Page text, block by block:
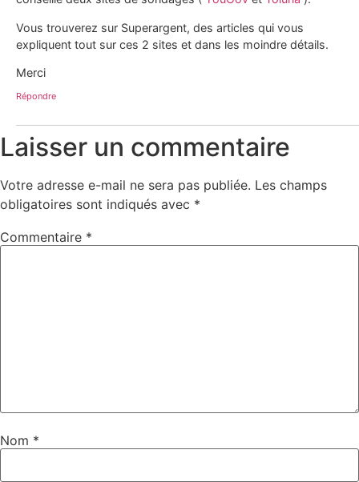
Vous trouverez sur Superargent, des articles qui vous
expliquent tout sur ces 2 sites et dans les moindre détails.
Merci
Répondre
Laisser un commentaire
Votre adresse e-mail ne sera pas publiée. Les champs
obligatoires sont indiqués avec *
Commentaire *
Nom *